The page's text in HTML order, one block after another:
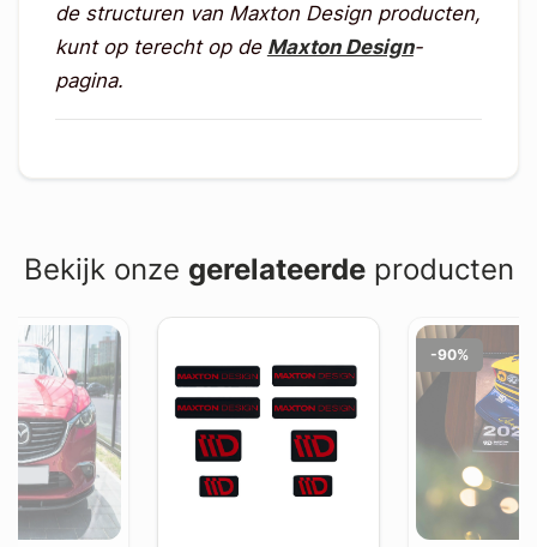
de structuren van Maxton Design producten,
kunt op terecht op de Maxton Design-
pagina.
Bekijk onze gerelateerdeproducten
-90%